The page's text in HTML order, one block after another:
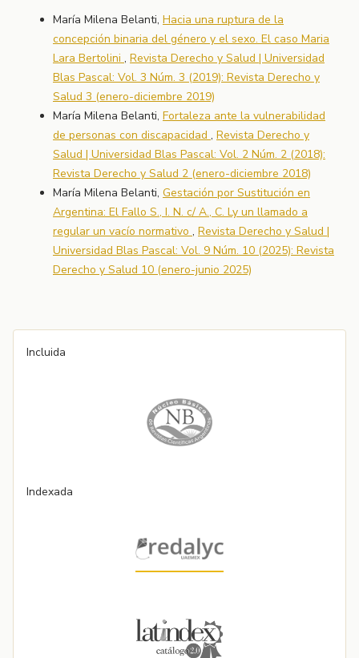
María Milena Belanti, Hacia una ruptura de la
concepción binaria del género y el sexo. El caso Maria
Lara Bertolini , Revista Derecho y Salud | Universidad
Blas Pascal: Vol. 3 Núm. 3 (2019): Revista Derecho y
Salud 3 (enero-diciembre 2019)
María Milena Belanti, Fortaleza ante la vulnerabilidad
de personas con discapacidad , Revista Derecho y
Salud | Universidad Blas Pascal: Vol. 2 Núm. 2 (2018):
Revista Derecho y Salud 2 (enero-diciembre 2018)
María Milena Belanti, Gestación por Sustitución en
Argentina: El Fallo S., I. N. c/ A., C. Ly un llamado a
regular un vacío normativo , Revista Derecho y Salud |
Universidad Blas Pascal: Vol. 9 Núm. 10 (2025): Revista
Derecho y Salud 10 (enero-junio 2025)
Incluida
Indexada